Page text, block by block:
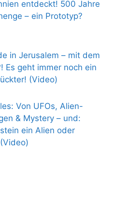
entdeckt! 500 Jahre
– ein Prototyp?
in Jerusalem – mit dem
Es geht immer noch ein
(Video)
Von UFOs, Alien-
& Mystery – und:
ein Alien oder